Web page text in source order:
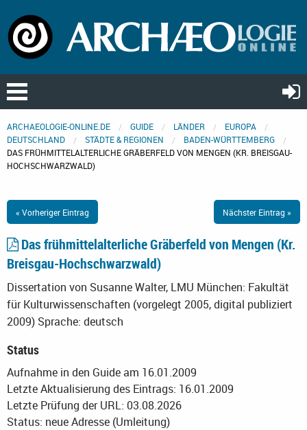
ARCHAEOLOGIE-ONLINE.DE GUIDE LÄNDER
EUROPA
DEUTSCHLAND
STÄDTE & REGIONEN
BADEN-WÜRTTEMBERG
DAS FRÜHMITTELALTERLICHE GRÄBERFELD VON MENGEN (KR. BREISGAU-
HOCHSCHWARZWALD)
« Vorheriger Eintrag Nächster Eintrag »
Das frühmittelalterliche Gräberfeld von Mengen (Kr.
Breisgau-Hochschwarzwald)
Dissertation von Susanne Walter, LMU München: Fakultät
für Kulturwissenschaften (vorgelegt 2005, digital publiziert
2009) Sprache: deutsch
Status
Aufnahme in den Guide am 16.01.2009
Letzte Aktualisierung des Eintrags: 16.01.2009
Letzte Prüfung der URL: 03.08.2026
Status: neue Adresse (Umleitung)